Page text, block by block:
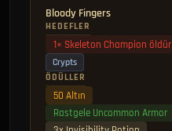
Bloody Fingers
HEDEFLER
1× Skeleton Champion öldür
Crypts
ÖDÜLLER
50 Altın
Rastgele Uncommon Armor